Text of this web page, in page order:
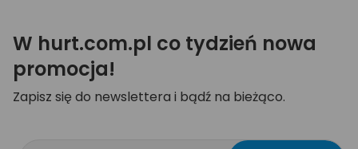
W hurt.com.pl co tydzień nowa
promocja!
Zapisz się do newslettera i bądź na bieżąco.